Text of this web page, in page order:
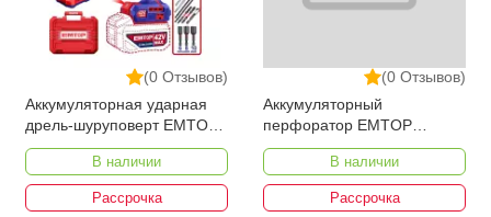
(0 Отзывов)
Аккумуляторная ударная
дрель-шуруповерт EMTOP
ECIDL429982
В наличии
Рассрочка
(0 Отзывов)
Аккумуляторный
перфоратор EMTOP
ELRH202862
В наличии
Рассрочка